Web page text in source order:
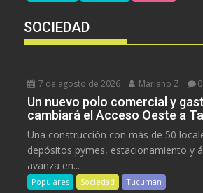
SOCIEDAD
7 de agosto de 2026 Mariano Z 0
Un nuevo polo comercial y
cambiará el Acceso Oeste a
Una construcción con más de 50
depósitos pymes, estacionamiento y
avanza en...
Populares Sociedad Tucumán